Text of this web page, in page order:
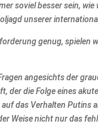
soviel besser sein,
unserer
genug, spielen
angesichts der
der die Folge eines
das Verhalten Putins
Weise nicht nur das